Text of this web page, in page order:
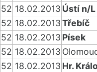
52 18.02.2013 Ústí n/L
52 18.02.2013Třebíč
52 18.02.2013 Písek
52 18.02.2013
52 18.02.2013 Hr.